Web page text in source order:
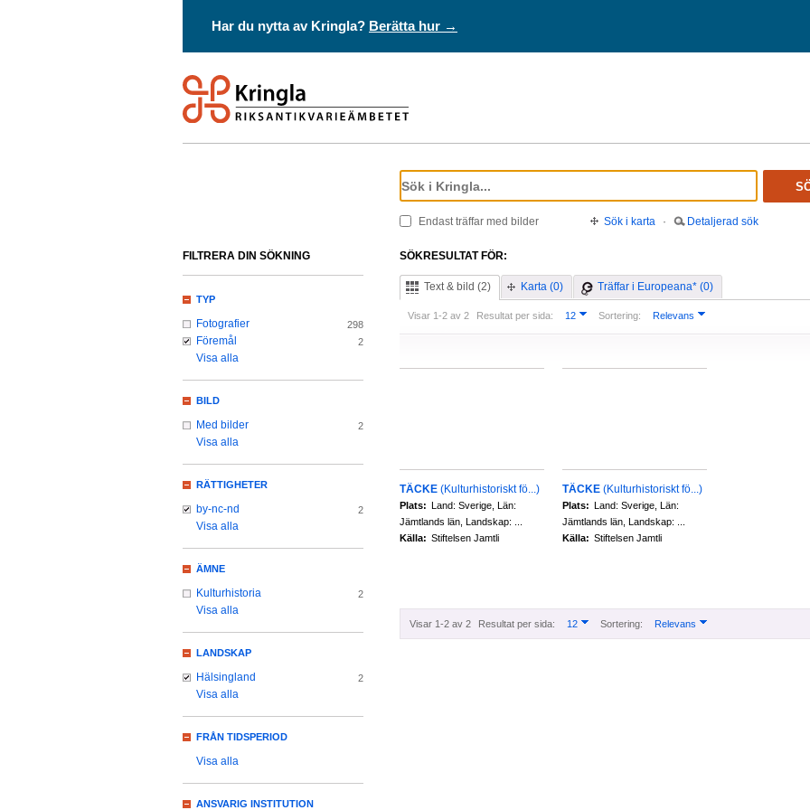
Har du nytta av Kringla? Berätta hur →
Endast träffar med bilder Sök i karta · Detaljerad sök
SÖKRESULTAT FÖR:
Text & bild (2) Karta (0) Träffar i Europeana* (0)
Visar 1-2 av 2 Resultat per sida: 12 Sortering: Relevans
TÄCKE (Kulturhistoriskt fö...)
Plats: Land: Sverige, Län:
Jämtlands län, Landskap: ...
Källa: Stiftelsen Jamtli
TÄCKE (Kulturhistoriskt fö...)
Plats: Land: Sverige, Län:
Jämtlands län, Landskap: ...
Källa: Stiftelsen Jamtli
Visar 1-2 av 2 Resultat per sida: 12 Sortering: Relevans
FILTRERA DIN SÖKNING
TYP
Fotografier 298
Föremål 2
Visa alla
BILD
Med bilder 2
Visa alla
RÄTTIGHETER
by-nc-nd 2
Visa alla
ÄMNE
Kulturhistoria 2
Visa alla
LANDSKAP
Hälsingland 2
Visa alla
FRÅN TIDSPERIOD
Visa alla
ANSVARIG INSTITUTION